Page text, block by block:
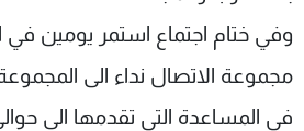
وفي ختام اجتماع استمر يومين في
مجموعة الاتصال نداء الى المجموعة
في المساعدة التي تقدمها الى